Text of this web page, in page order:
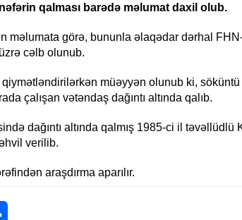
qalması barədə məlumat daxil olub.
məlumata görə, bununla əlaqədar dərhal
cəlb olunub.
müəyyən olunub ki,
çalışan vətəndaş dağıntı altında qalıb.
dağıntı altında qalmış 1985-ci il təvəllüdlü
verilib.
araşdırma aparılır.